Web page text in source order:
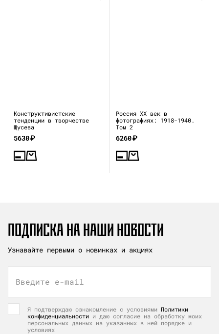
Конструктивистские
тенденции в творчестве
Щусева
5630₽
Россия XX век в
фотографиях: 1918-1940.
Том 2
6260₽
ПОДПИСКА НА НАШИ НОВОСТИ
Узнавайте первыми о новинках и акциях
Введите e-mail
Я подтверждаю ознакомление с условиями Политики
конфиденциальности и даю согласие на обработку моих
персональных данных на указанных в ней порядке и
условиях